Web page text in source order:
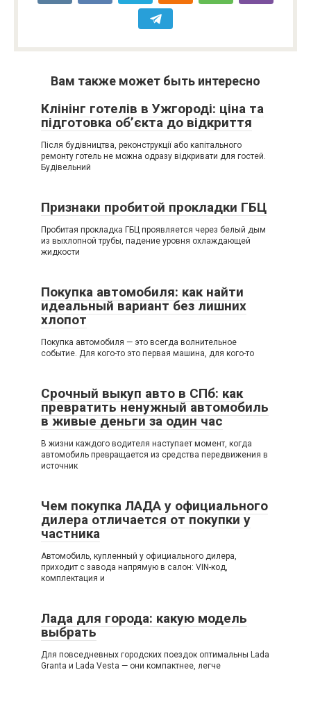
Вам также может быть интересно
Клінінг готелів в Ужгороді: ціна та
підготовка об’єкта до відкриття
Після будівництва, реконструкції або капітального
ремонту готель не можна одразу відкривати для гостей.
Будівельний
Признаки пробитой прокладки ГБЦ
Пробитая прокладка ГБЦ проявляется через белый дым
из выхлопной трубы, падение уровня охлаждающей
жидкости
Покупка автомобиля: как найти
идеальный вариант без лишних
хлопот
Покупка автомобиля — это всегда волнительное
событие. Для кого-то это первая машина, для кого-то
Срочный выкуп авто в СПб: как
превратить ненужный автомобиль
в живые деньги за один час
В жизни каждого водителя наступает момент, когда
автомобиль превращается из средства передвижения в
источник
Чем покупка ЛАДА у официального
дилера отличается от покупки у
частника
Автомобиль, купленный у официального дилера,
приходит с завода напрямую в салон: VIN-код,
комплектация и
Лада для города: какую модель
выбрать
Для повседневных городских поездок оптимальны Lada
Granta и Lada Vesta — они компактнее, легче